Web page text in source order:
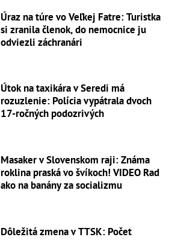
Úraz na túre vo Veľkej Fatre: Turistka
si zranila členok, do nemocnice ju
odviezli záchranári
Útok na taxikára v Seredi má
rozuzlenie: Polícia vypátrala dvoch
17-ročných podozrivých
Masaker v Slovenskom raji: Známa
roklina praská vo švíkoch! VIDEO Rad
ako na banány za socializmu
Dôležitá zmena v TTSK: Počet